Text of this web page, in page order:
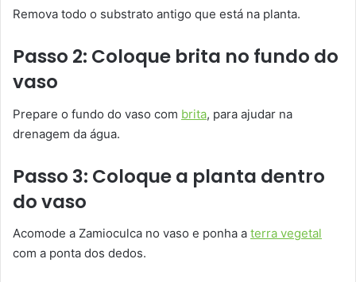
Remova todo o substrato antigo que está na planta.
Passo 2: Coloque brita no fundo do
vaso
Prepare o fundo do vaso com brita, para ajudar na
drenagem da água.
Passo 3: Coloque a planta dentro
do vaso
Acomode a Zamioculca no vaso e ponha a terra vegetal
com a ponta dos dedos.